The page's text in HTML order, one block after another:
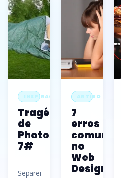
INSPIRAÇÃO
Tragédias
de
Photoshop
7#
Separei
ARTIGO
7
erros
comuns
no
Web
Design